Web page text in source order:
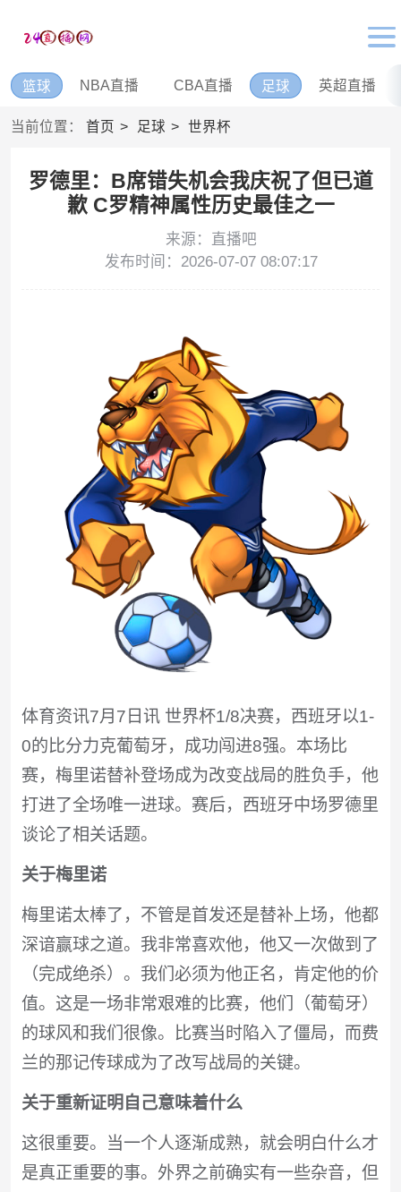
篮球 NBA直播 CBA直播 足球 英超直播
当前位置： 首页 足球 世界杯
罗德里：B席错失机会我庆祝了但已道
歉 C罗精神属性历史最佳之一
来源：直播吧
发布时间：2026-07-07 08:07:17
体育资讯7月7日讯 世界杯1/8决赛，西班牙以1-
0的比分力克葡萄牙，成功闯进8强。本场比
赛，梅里诺替补登场成为改变战局的胜负手，他
打进了全场唯一进球。赛后，西班牙中场罗德里
谈论了相关话题。
关于梅里诺
梅里诺太棒了，不管是首发还是替补上场，他都
深谙赢球之道。我非常喜欢他，他又一次做到了
（完成绝杀）。我们必须为他正名，肯定他的价
值。这是一场非常艰难的比赛，他们（葡萄牙）
的球风和我们很像。比赛当时陷入了僵局，而费
兰的那记传球成为了改写战局的关键。
关于重新证明自己意味着什么
这很重要。当一个人逐渐成熟，就会明白什么才
是真正重要的事。外界之前确实有一些杂音，但